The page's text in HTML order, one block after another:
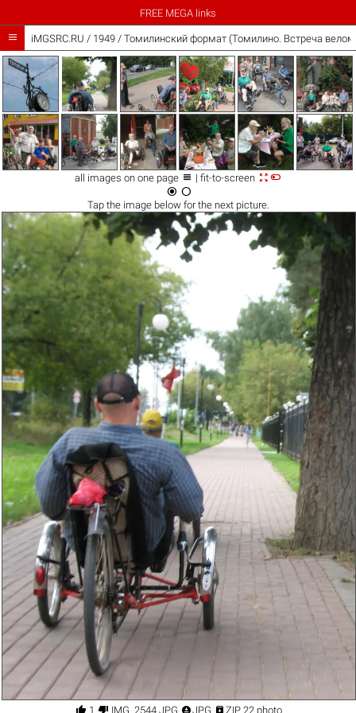
FREE MEGA links
 iMGSRC.RU / 1949/ Томилинский формат (Томилино. Встреча
all images on one page  | fit-to-screen 
 
Tap the imagebelow for the next picture.
 1  IMG_2544.JPG JPG  ZIP 22 photo